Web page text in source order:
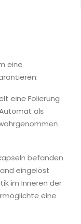
Corporate
eine
eine Folierung
als
befanden
eingelöst
im Inneren der
eine